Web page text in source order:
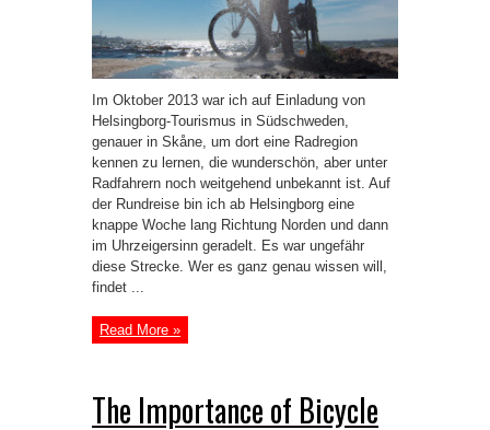
Im Oktober 2013 war ich auf Einladung von
Helsingborg-Tourismus in Südschweden,
genauer in Skåne, um dort eine Radregion
kennen zu lernen, die wunderschön, aber unter
Radfahrern noch weitgehend unbekannt ist. Auf
der Rundreise bin ich ab Helsingborg eine
knappe Woche lang Richtung Norden und dann
im Uhrzeigersinn geradelt. Es war ungefähr
diese Strecke. Wer es ganz genau wissen will,
findet ...
Read More »
The Importance of Bicycle